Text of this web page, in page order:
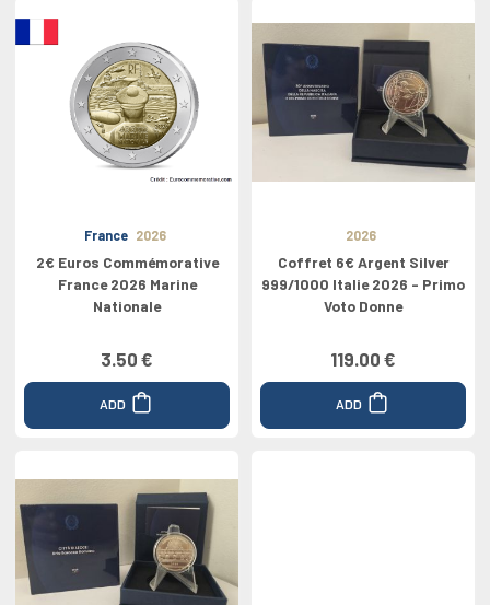
France 2026
2€ Euros Commémorative
France 2026 Marine
Nationale
3.50 €
ADD
2026
Coffret 6€ Argent Silver
999/1000 Italie 2026 - Primo
Voto Donne
119.00 €
ADD